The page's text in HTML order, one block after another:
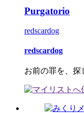
Purgatorio
redscardog
redscardog
お前の罪を、探